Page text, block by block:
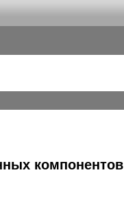
компонентов